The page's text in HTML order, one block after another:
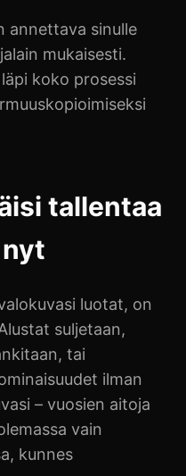
annettava sinulle
mukaisesti.
koko prosessi
tallentaa
luotat, on
suljetaan,
tai
ilman
– vuosien aitoja
vain
kunnes